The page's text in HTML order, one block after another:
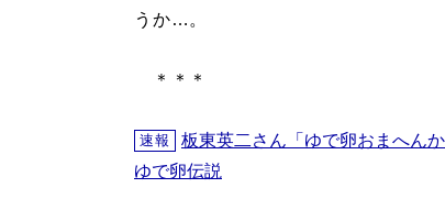
うか…。
＊＊＊
速報
板東英二さん「ゆで卵おまへん
ゆで卵伝説